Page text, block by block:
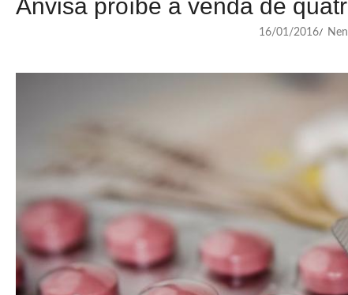
Anvisa proíbe a venda de
16/01/2016/